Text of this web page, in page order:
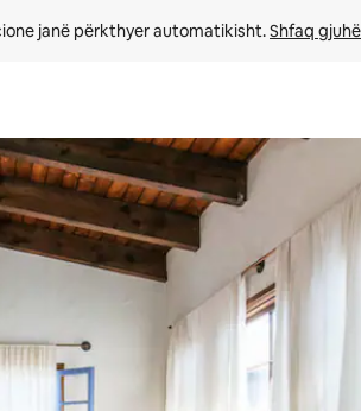
janë përkthyer automatikisht. Shfaq